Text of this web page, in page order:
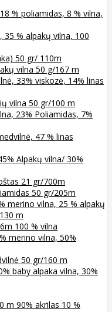
% poliamidas, 8 % vilna,
35 % alpakų vilna, 100
50 gr/ 110m
vilna 50 g/167 m
33% viskozė, 14% linas
vilna 50 gr/100 m
23% Poliamidas, 7%
47 % linas
Alpakų vilna/ 30%
21 gr/700m
50 gr/205m
merino vilna, 25 % alpakų
m
100 % vilna
merino vilna, 50%
50 gr/160 m
baby alpaka vilna, 30%
m 90% akrilas 10 %